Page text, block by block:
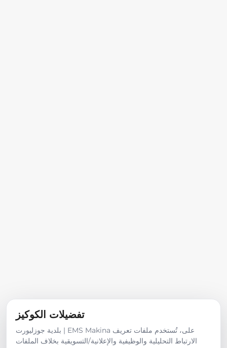
تفضيلات الكوكيز
بلدية جوزليورت | EMS Makina على، تُستخدم ملفات تعريف
الارتباط التحليلية والوظيفية والإعلانية/التسويقية بخلاف الملفات